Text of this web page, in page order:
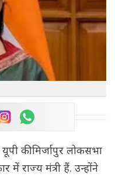
की मिर्जापुर लोकसभा
राज्य मंत्री हैं. उन्होंने